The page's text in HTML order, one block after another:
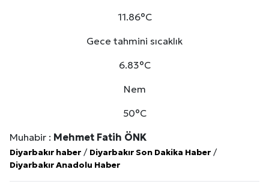
11.86°C
Gece tahmini sıcaklık
6.83°C
Nem
50°C
Muhabir : Mehmet Fatih ÖNK
Diyarbakır haber / Diyarbakır Son Dakika Haber /
Diyarbakır Anadolu Haber